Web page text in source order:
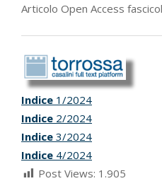
Articolo Open Access
Indice 1/2024
Indice 2/2024
Indice 3/2024
Indice 4/2024
Post Views: 1.905